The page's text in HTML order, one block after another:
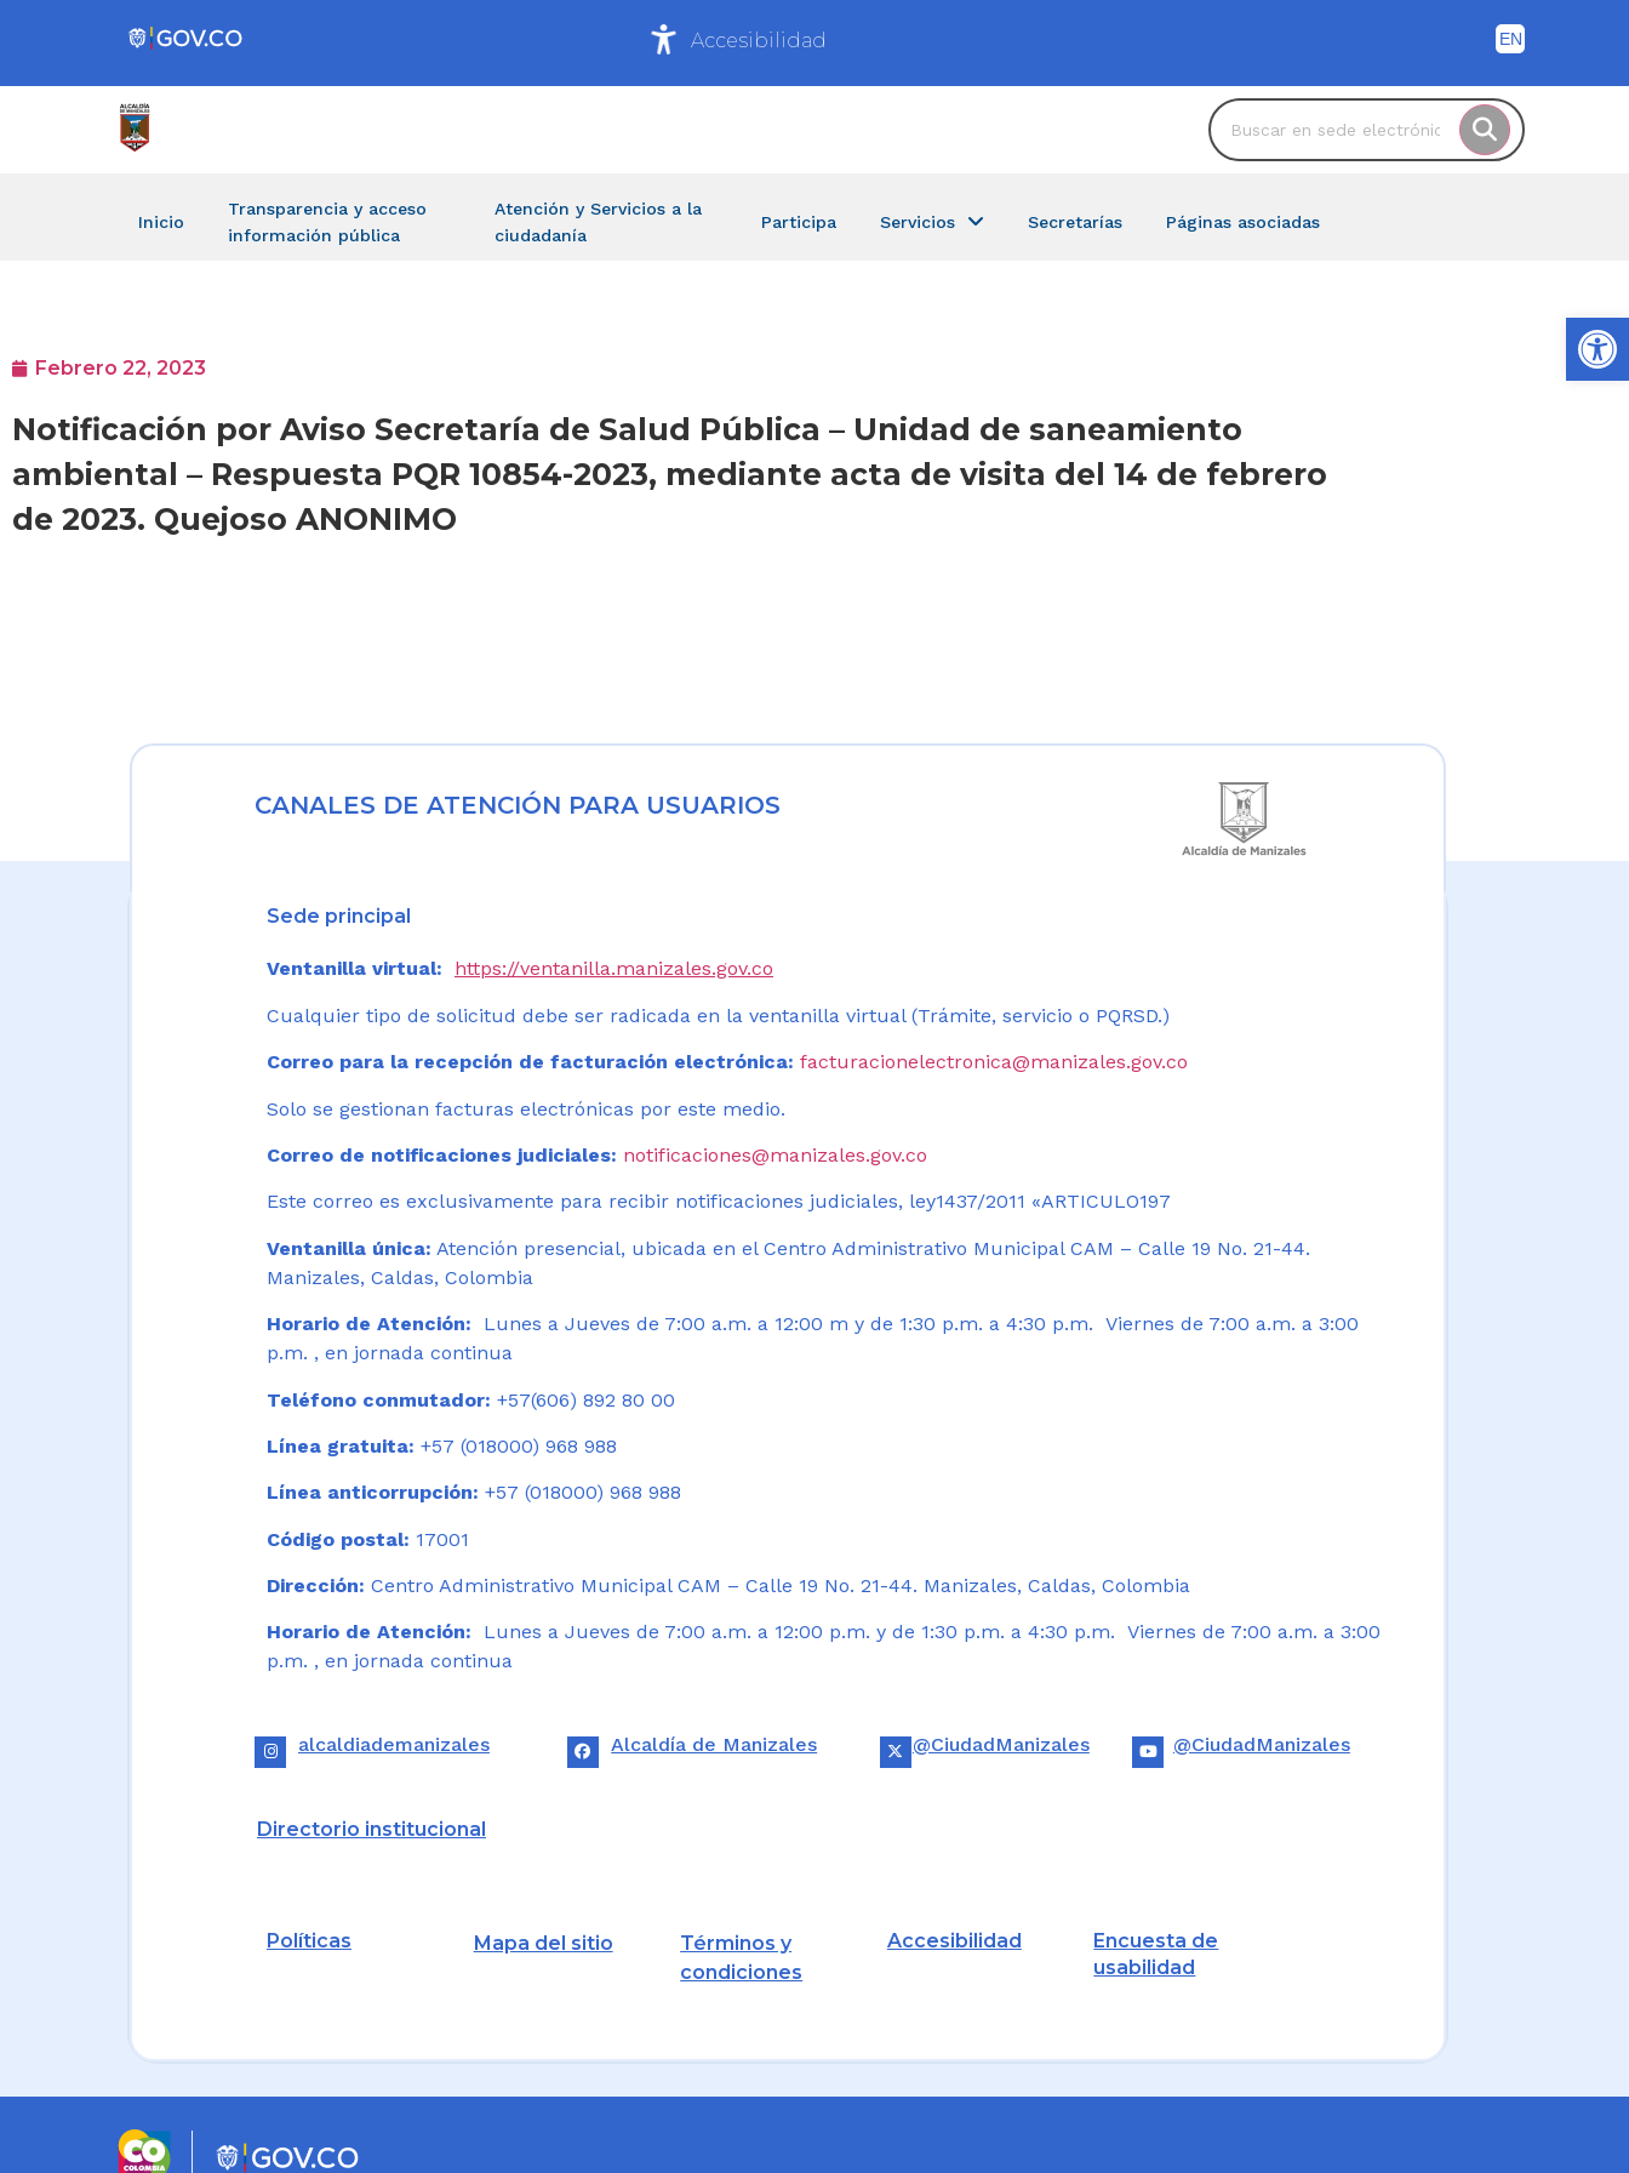
Accesibilidad
Inicio
Transparencia y acceso
información pública
Atención y Servicios a la
ciudadanía
Participa Servicios Secretarías Páginas asociadas
Febrero 22, 2023
Notificación por Aviso Secretaría de Salud Pública – Unidad de saneamiento
ambiental – Respuesta PQR 10854-2023, mediante acta de visita del 14 de febrero
de 2023. Quejoso ANONIMO
CANALES DE ATENCIÓN PARA USUARIOS
Sede principal
Ventanilla virtual: https://ventanilla.manizales.gov.co
Cualquier tipo de solicitud debe ser radicada en la ventanilla virtual (Trámite, servicio o PQRSD.)
Correo para la recepción de facturación electrónica: facturacionelectronica@manizales.gov.co
Solo se gestionan facturas electrónicas por este medio.
Correo de notificaciones judiciales: notificaciones@manizales.gov.co
Este correo es exclusivamente para recibir notificaciones judiciales, ley1437/2011 «ARTICULO197
Ventanilla única: Atención presencial, ubicada en el Centro Administrativo Municipal CAM – Calle 19 No. 21-44.
Manizales, Caldas, Colombia
Horario de Atención:
Lunes a Jueves de 7:00 a.m. a 12:00 m y de 1:30 p.m. a 4:30 p.m. Viernes de 7:00 a.m. a 3:00
p.m. , en jornada continua
Teléfono conmutador: +57(606) 892 80 00
Línea gratuita: +57 (018000) 968 988
Línea anticorrupción: +57 (018000) 968 988
Código postal: 17001
Dirección: Centro Administrativo Municipal CAM – Calle 19 No. 21-44. Manizales, Caldas, Colombia
Horario de Atención: Lunes a Jueves de 7:00 a.m. a 12:00 p.m. y de 1:30 p.m. a 4:30 p.m. Viernes de 7:00 a.m. a 3:00
p.m. , en jornada continua
alcaldiademanizales Alcaldía de Manizales @CiudadManizales @CiudadManizales
Directorio institucional
Políticas Mapa del sitio
Términos y
condiciones
Accesibilidad
Encuesta de
usabilidad